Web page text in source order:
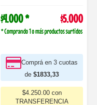
$4.000 * $5.000
* Comprando 1 o más productos surtidos
Comprá en 3 cuotas
de $1833,33
$4.250.00 con
TRANSFERENCIA